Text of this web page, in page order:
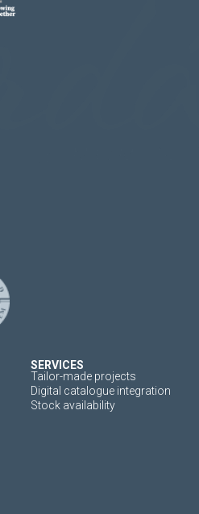
SERVICES
Tailor-made projects
Digital catalogue integration
Stock availability